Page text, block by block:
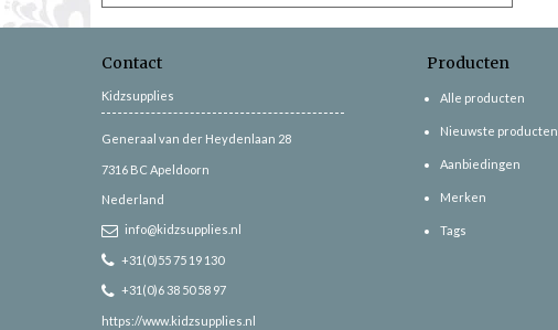
Contact
Kidzsupplies
Generaal van der Heydenlaan 28
7316 BC Apeldoorn
Nederland
info@kidzsupplies.nl
+31(0)55 75 19 130
+31(0)6 38 50 58 97
https://www.kidzsupplies.nl
Producten
Alle producten
Nieuwste producten
Aanbiedingen
Merken
Tags